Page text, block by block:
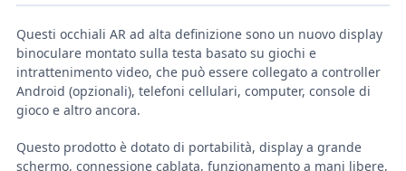
Questi occhiali AR ad alta definizione sono un nuovo display
binoculare montato sulla testa basato su giochi e
intrattenimento video, che può essere collegato a controller
Android (opzionali), telefoni cellulari, computer, console di
gioco e altro ancora.
Questo prodotto è dotato di portabilità, display a grande
schermo, connessione cablata, funzionamento a mani libere,